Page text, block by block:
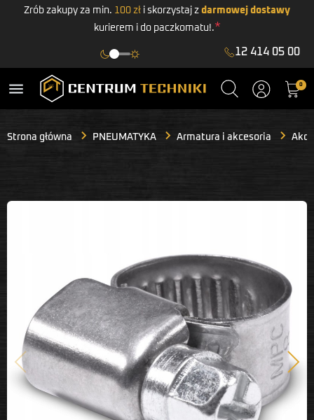
Zrób zakupy za min. 100 zł i skorzystaj z darmowej dostawy
kurierem i do paczkomatu!.*
12 414 05 00
menu 0
Strona główna PNEUMATYKA Armatura i akcesoria
Poprzedni